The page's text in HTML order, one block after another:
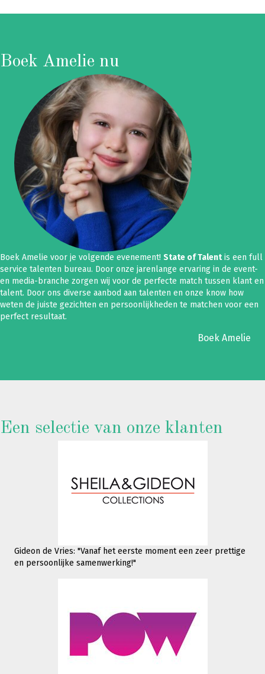
Boek Amelie nu
Boek Amelie voor je volgende evenement! State of Talentis een full
service talenten bureau. Door onze jarenlange ervaring in de event-
en media-branche zorgen wij voor de perfecte match tussen klant en
talent. Door ons diverse aanbod aan talenten en onze know how
weten de juiste gezichten en persoonlijkheden te matchen voor een
perfect resultaat.
Boek Amelie
Een selectie van onze klanten
Gideon de Vries: "Vanaf het eerste moment een zeer prettige
en persoonlijke samenwerking!"